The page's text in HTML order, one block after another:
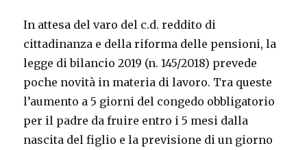
In attesa del varo del c.d. reddito di
cittadinanza e della riforma delle pensioni, la
legge di bilancio 2019 (n. 145/2018) prevede
poche novità in materia di lavoro. Tra queste
l’aumento a 5 giorni del congedo obbligatorio
per il padre da fruire entro i 5 mesi dalla
nascita del figlio e la previsione di un giorno